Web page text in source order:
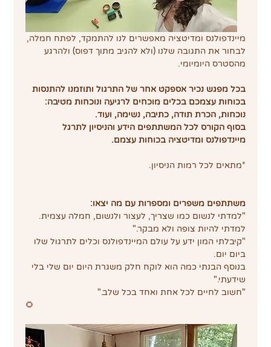
מיינדפולנס ומדיטציה מאפשרים לנו להתמקד, לפתח חמלה,
לבחור את התגובה שלנו (ולא להגיב מתוך דפוס) ולהרגע
מהסטרס היומיומי.
בכל מפגש נכיר אספקט אחר של התרגול ותוזמנו להתנסות
בכוחות עצמכם בכלים מוכחים לרגיעה ונוכחות מטיבה:
נוכחות, הכרת תודה, כתיבה, נשימה, ועוד.
בסוף הקורס לכל המשתתפים הידע והניסיון לתרגל
מיינדפולנס ומדיטציה בכוחות עצמם.
*מתאים לכל רמות הניסיון.
משתתפים משפרים ומספרות עם מה יצאו:
"למדתי לנשום כמו שצריך, לעצור ולנשום, חמלה עצמית.
למדתי להיות צופה ולא מבקר."
"קיבלתי המון ידע על עולם המיינדפולנס וכלים לתרגול שלו
ביום יום.
בנוסף הבנתי כמה הוא לוקח חלק משגרת היום יום שלי בלי
שידעתי."
"חשוב לחיים לכל אחת ואחד בכל שלב."
🌻